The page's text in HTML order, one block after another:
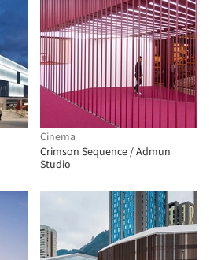
Cinema
Crimson Sequence / Admun
Studio